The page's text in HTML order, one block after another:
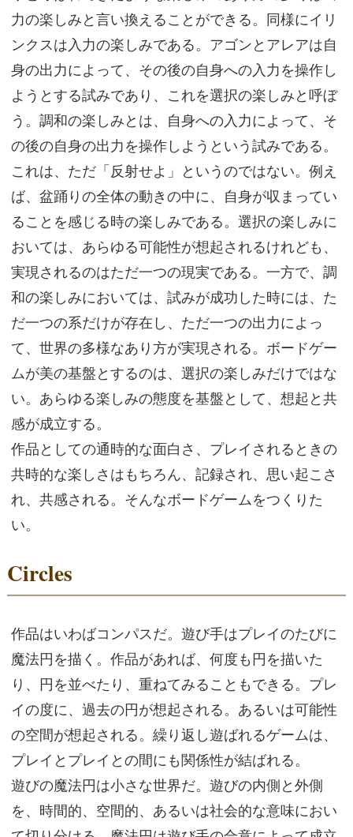
力の楽しみと言い換えることができる。同様にイリ
ンクスは入力の楽しみである。アゴンとアレアは自
身の出力によって、その後の自身への入力を操作し
ようとする試みであり、これを選択の楽しみと呼ぼ
う。調和の楽しみとは、自身への入力によって、そ
の後の自身の出力を操作しようという試みである。
これは、ただ「反射せよ」というのではない。例え
ば、盆踊りの全体の動きの中に、自身が収まってい
ることを感じる時の楽しみである。選択の楽しみに
おいては、あらゆる可能性が想起されるけれども、
実現されるのはただ一つの現実である。一方で、調
和の楽しみにおいては、試みが成功した時には、た
だ一つの系だけが存在し、ただ一つの出力によっ
て、世界の多様なあり方が実現される。ボードゲー
ムが美の基盤とするのは、選択の楽しみだけではな
い。あらゆる楽しみの態度を基盤として、想起と共
感が成立する。
作品としての通時的な面白さ、プレイされるときの
共時的な楽しさはもちろん、記録され、思い起こさ
れ、共感される。そんなボードゲームをつくりた
い。
Circles
作品はいわばコンパスだ。遊び手はプレイのたびに
魔法円を描く。作品があれば、何度も円を描いた
り、円を並べたり、重ねてみることもできる。プレ
イの度に、過去の円が想起される。あるいは可能性
の空間が想起される。繰り返し遊ばれるゲームは、
プレイとプレイとの間にも関係性が結ばれる。
遊びの魔法円は小さな世界だ。遊びの内側と外側
を、時間的、空間的、あるいは社会的な意味におい